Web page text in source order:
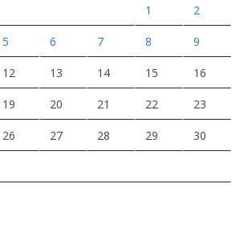
1 2
5 6 7 8 9
12 13 14 15 16
19 20 21 22 23
26 27 28 29 30